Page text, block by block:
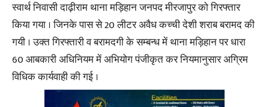
स्वार्थ निवासी दाढ़ीराम थाना मड़िहान जनपद मीरजापुर को गिरफ्तार
किया गया । जिनके पास से 20 लीटर अवैध कच्ची देशी शराब बरामद की
गयी । उक्त गिरफ्तारी व बरामदगी के सम्बन्ध में थाना मड़िहान पर धारा
60 आबकारी अधिनियम में अभियोग पंजीकृत कर नियमानुसार अग्रिम
विधिक कार्यवाही की गई ।